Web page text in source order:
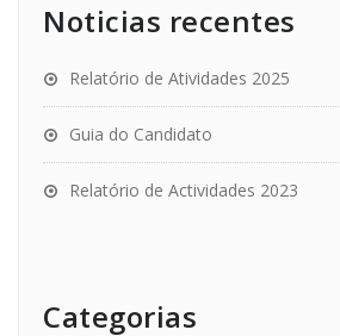
Noticias recentes
Relatório de Atividades 2025
Guia do Candidato
Relatório de Actividades 2023
Categorias